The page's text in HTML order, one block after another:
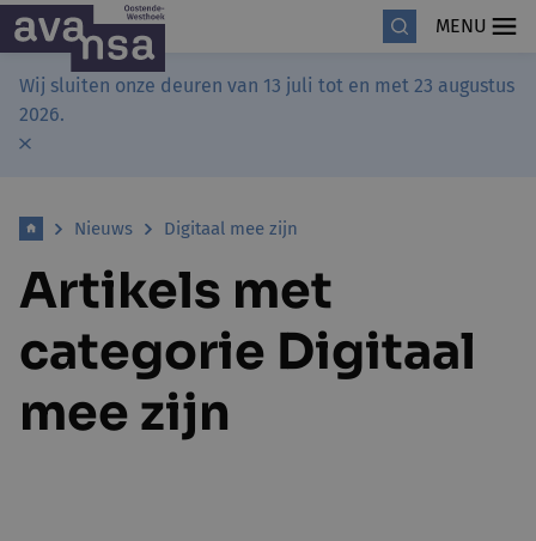
MENU
Wij sluiten onze deuren van 13 juli tot en met 23 augustus
2026.
Nieuws Digitaal mee zijn
Artikels met
categorie Digitaal
mee zijn